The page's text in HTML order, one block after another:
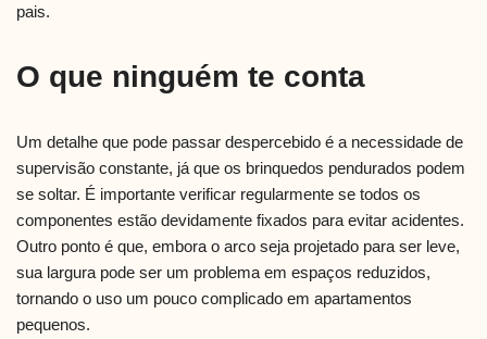
pais.
O que ninguém te conta
Um detalhe que pode passar despercebido é a necessidade de
supervisão constante, já que os brinquedos pendurados podem
se soltar. É importante verificar regularmente se todos os
componentes estão devidamente fixados para evitar acidentes.
Outro ponto é que, embora o arco seja projetado para ser leve,
sua largura pode ser um problema em espaços reduzidos,
tornando o uso um pouco complicado em apartamentos
pequenos.